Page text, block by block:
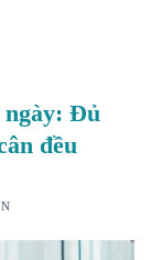
ngày: Đủ
đều